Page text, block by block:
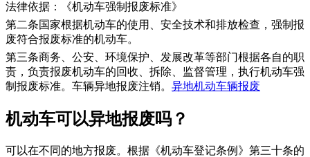
法律依据：《机动车强制报废标准》
第二条国家根据机动车的使用、安全技术和排放检查，强制报
废符合报废标准的机动车。
第三条商务、公安、环境保护、发展改革等部门根据各自的职
责，负责报废机动车的回收、拆除、监督管理，执行机动车强
制报废标准。车辆异地报废注销。 异地机动车辆报废
​机动车可以异地报废吗？
可以在不同的地方报废。根据《机动车登记条例》第三十条的